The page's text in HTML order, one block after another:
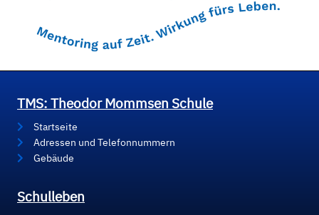
TMS: Theodor Mommsen Schule
Startseite
Adressen und Telefonnummern
Gebäude
Schulleben